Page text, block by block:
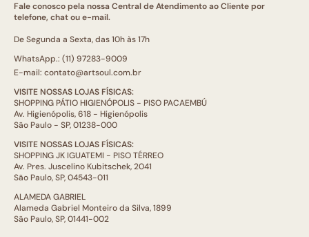
Fale conosco pela nossa Central de Atendimento ao Cliente por
telefone, chat ou e-mail.
De Segunda a Sexta, das 10h às 17h
WhatsApp.: (11) 97283-9009
E-mail: contato@artsoul.com.br
VISITE NOSSAS LOJAS FÍSICAS:
SHOPPING PÁTIO HIGIENÓPOLIS - PISO PACAEMBÚ
Av. Higienópolis, 618 - Higienópolis
São Paulo - SP, 01238-000
VISITE NOSSAS LOJAS FÍSICAS:
SHOPPING JK IGUATEMI - PISO TÉRREO
Av. Pres. Juscelino Kubitschek, 2041
São Paulo, SP, 04543-011
ALAMEDA GABRIEL
Alameda Gabriel Monteiro da Silva, 1899
São Paulo, SP, 01441-002